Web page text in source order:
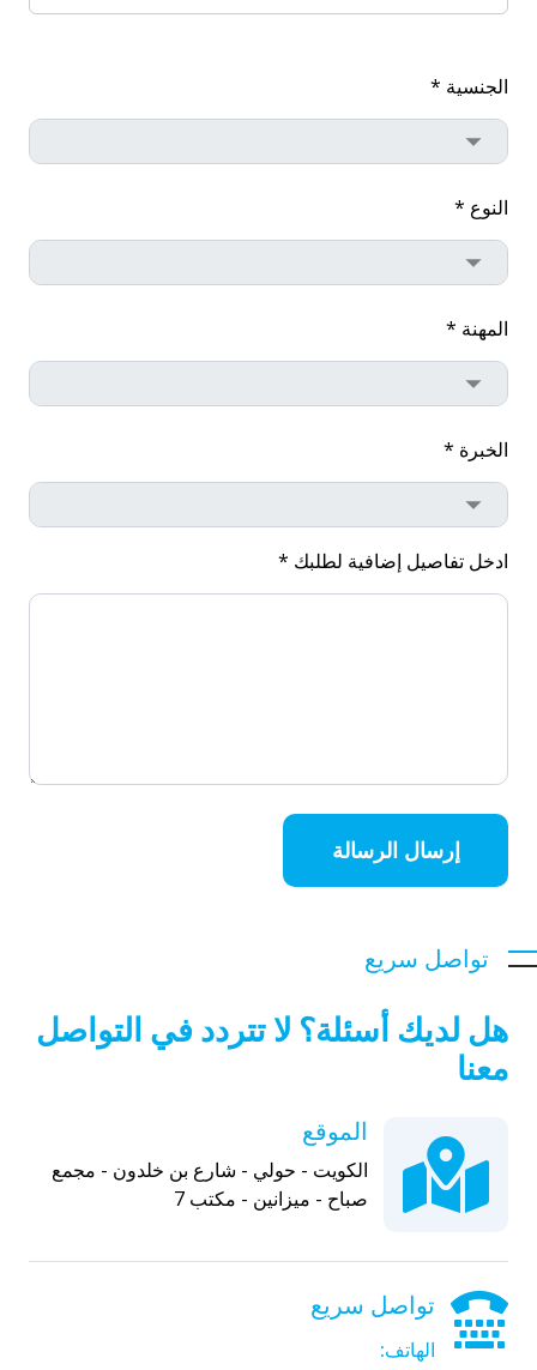
الجنسية *
النوع *
المهنة *
الخبرة *
ادخل تفاصيل إضافية لطلبك *
إرسال الرسالة
تواصل سريع
هل لديك أسئلة؟ لا تتردد في التواصل
معنا
الموقع
الكويت - حولي - شارع بن خلدون - مجمع
صباح - ميزانين - مكتب 7
تواصل سريع
الهاتف: